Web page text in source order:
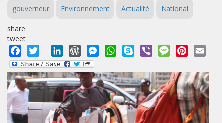
gouverneur Environnement Actualité National
share
tweet
Facebook
Twitter LinkedInWordPressMessengerWhatsApp
Skype Viber MessagePinterest